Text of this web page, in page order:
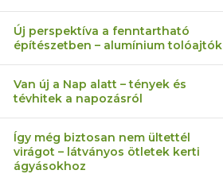
Új perspektíva a fenntartható
építészetben – alumínium tolóajtók
Van új a Nap alatt – tények és
tévhitek a napozásról
Így még biztosan nem ültettél
virágot – látványos ötletek kerti
ágyásokhoz